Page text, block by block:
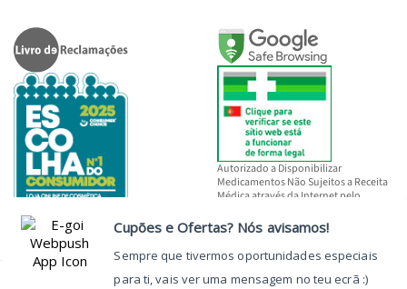
Autorizado a Disponibilizar
Medicamentos Não Sujeitos a Receita
Médica através da Internet pelo